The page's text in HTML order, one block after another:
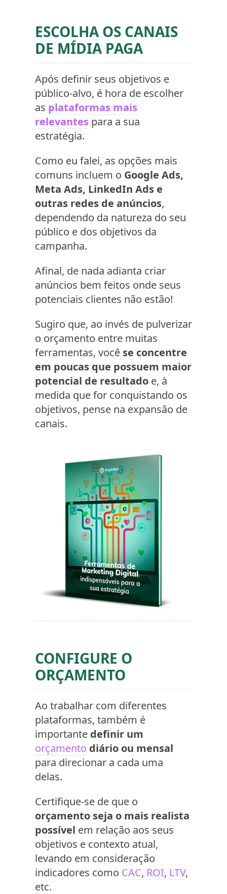
ESCOLHA OS CANAIS
DE MÍDIA PAGA
Após definir seus objetivos e
público-alvo, é hora de escolher
as plataformas mais
relevantes para a sua
estratégia.
Como eu falei, as opções mais
comuns incluem o Google Ads,
Meta Ads, LinkedIn Ads e
outras redes de anúncios,
dependendo da natureza do seu
público e dos objetivos da
campanha.
Afinal, de nada adianta criar
anúncios bem feitos onde seus
potenciais clientes não estão!
Sugiro que, ao invés de pulverizar
o orçamento entre muitas
ferramentas, você se concentre
em poucas que possuem maior
potencial de resultado e, à
medida que for conquistando os
objetivos, pense na expansão de
canais.
CONFIGURE O
ORÇAMENTO
Ao trabalhar com diferentes
plataformas, também é
importante definir um
orçamento diário ou mensal
para direcionar a cada uma
delas.
Certifique-se de que o
orçamento seja o mais realista
possível em relação aos seus
objetivos e contexto atual,
levando em consideração
indicadores como CAC, ROI, LTV,
etc.